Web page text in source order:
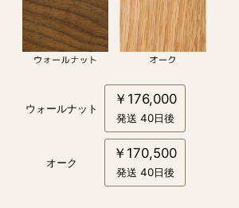
ウォールナット
￥176,000
発送 40日後
オーク
￥170,500
発送 40日後